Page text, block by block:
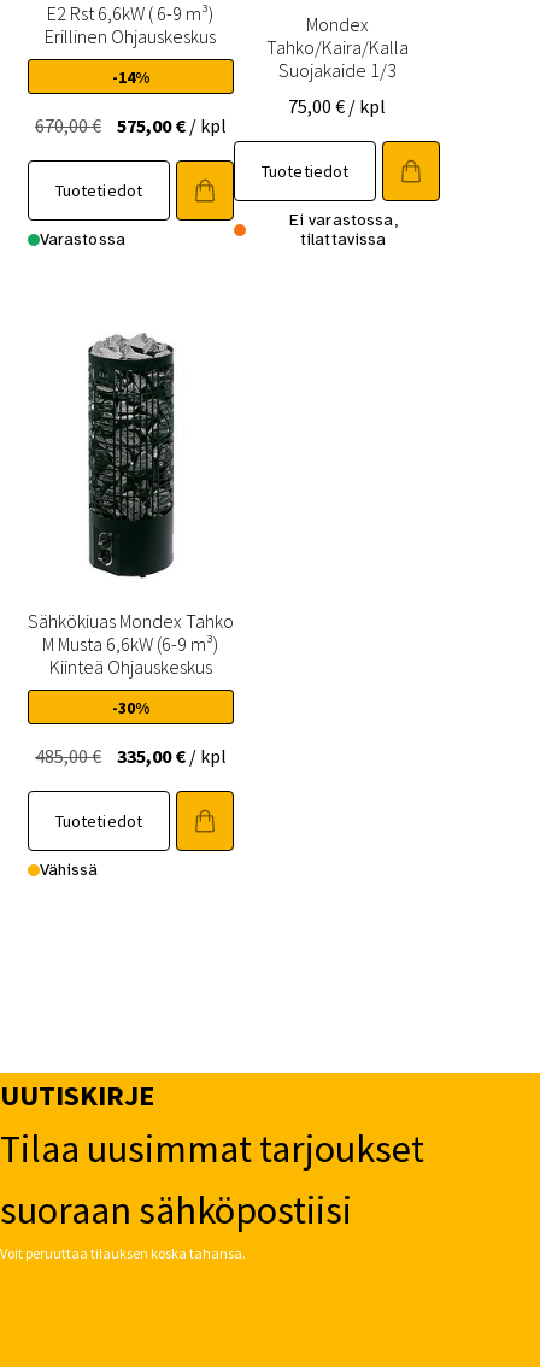
E2 Rst 6,6kW ( 6-9 m³)
Erillinen Ohjauskeskus
-14%
670,00€ Alkuperäinen
hinta
oli:
670,00 €.
575,00€Nykyinen
hinta
on:
575,00 €.
/ kpl
Tuotetiedot
Varastossa
Mondex
Tahko/Kaira/Kalla
Suojakaide 1/3
75,00€ / kpl
Tuotetiedot
Ei varastossa,
tilattavissa
Sähkökiuas Mondex Tahko
M Musta 6,6kW (6-9 m³)
Kiinteä Ohjauskeskus
-30%
485,00€ Alkuperäinen
hinta
oli:
485,00 €.
335,00€Nykyinen
hinta
on:
335,00 €.
/ kpl
Tuotetiedot
Vähissä
UUTISKIRJE
Tilaa uusimmat tarjoukset
suoraan sähköpostiisi
Voit peruuttaa tilauksen koska tahansa.